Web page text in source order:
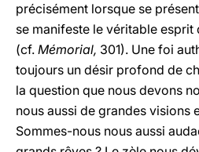
précisément lorsque se
se manifeste le véritable esprit
(cf. Mémorial, 301). Une foi
toujours un désir profond de
la question que nous devons
nous aussi de grandes visions
Sommes-nous nous aussi